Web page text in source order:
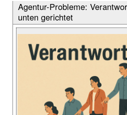
Agentur-Probleme:
unten gerichtet